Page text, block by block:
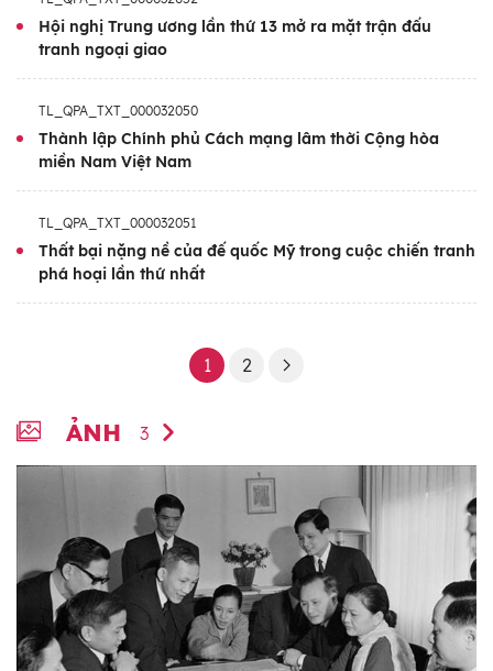
Hội nghị Trung ương lần thứ 13 mở ra mặt trận đấu
tranh ngoại giao
TL_QPA_TXT_000032050
Thành lập Chính phủ Cách mạng lâm thời Cộng hòa
miền Nam Việt Nam
TL_QPA_TXT_000032051
Thất bại nặng nề của đế quốc Mỹ trong cuộc chiến tranh
phá hoại lần thứ nhất
1 2
ẢNH 3